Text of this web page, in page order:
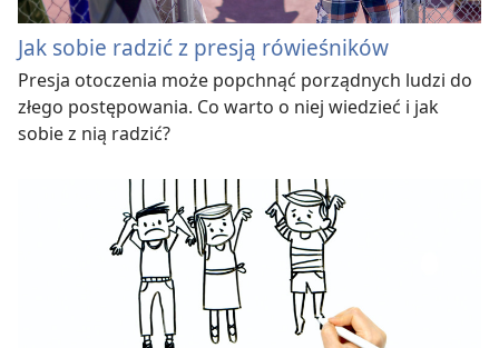
Jak sobie radzić z presją rówieśników
Presja otoczenia może popchnąć porządnych ludzi do
złego postępowania. Co warto o niej wiedzieć i jak
sobie z nią radzić?